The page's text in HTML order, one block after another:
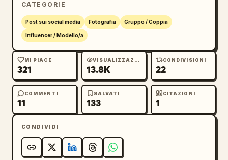
CATEGORIE
Post sui social media Fotografia Gruppo / Coppia
Influencer / Modello/a
MI PIACE
321
VISUALIZZAZIONI
13.8K
CONDIVISIONI
22
COMMENTI
11
SALVATI
133
CITAZIONI
1
CONDIVIDI